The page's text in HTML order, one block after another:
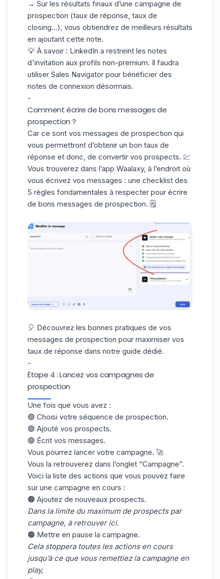
→ Sur les résultats finaux d’une campagne de
prospection (taux de réponse, taux de
closing...), vous obtiendrez de meilleurs résultats
en ajoutant cette note.
💡 À savoir : LinkedIn a restreint les notes
d'invitation aux profils non-premium. Il faudra
utiliser Sales Navigator pour bénéficier des
notes de connexion désormais.
-
Comment écrire de bons messages de
prospection ?
Car ce sont vos messages de prospection qui
vous permettront d’obtenir un bon taux de
réponse et donc, de convertir vos prospects. 💹
Vous trouverez dans l’app Waalaxy, à l’endroit où
vous écrivez vos messages : une checklist des
5 règles fondamentales à respecter pour écrire
de bons messages de prospection. 🗒️
🎈 Découvrez les bonnes pratiques de vos
messages de prospection pour maximiser vos
taux de réponse dans notre guide dédié.
-
Étape 4 : Lancez vos campagnes de
prospection
Une fois que vous avez :
🟣 Choisi votre séquence de prospection.
🟣 Ajouté vos prospects.
🟣 Écrit vos messages.
Vous pourrez lancer votre campagne. 🚀
Vous la retrouverez dans l’onglet “Campagne”.
Voici la liste des actions que vous pouvez faire
sur une campagne en cours :
🟠 Ajoutez de nouveaux prospects.
Dans la limite du maximum de prospects par
campagne, à retrouver ici.
🟠 Mettre en pause la campagne.
Cela stoppera toutes les actions en cours
jusqu’à ce que vous remettiez la campagne en
play,